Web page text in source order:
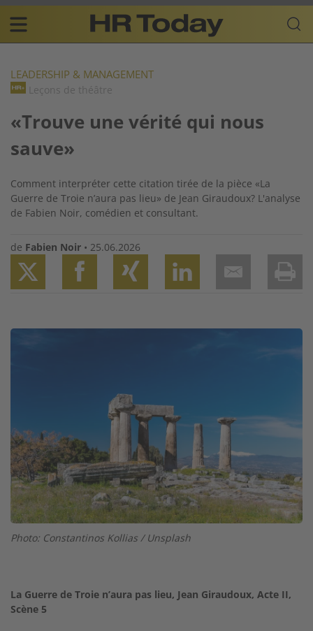
Skip
content
Plattform
für
Resources
navigation
FR
LEADERSHIP & MANAGEMENT
Leçons de théâtre
«Trouve une vérité qui nous
sauve»
Comment interpréter cette citation tirée de la pièce «La
Guerre de Troie n’aura pas lieu» de Jean Giraudoux? L'analyse
de Fabien Noir, comédien et consultant.
de Fabien Noir • 25.06.2026
Photo: Constantinos Kollias / Unsplash
La Guerre de Troie n’aura pas lieu, Jean Giraudoux, Acte II,
Scène 5